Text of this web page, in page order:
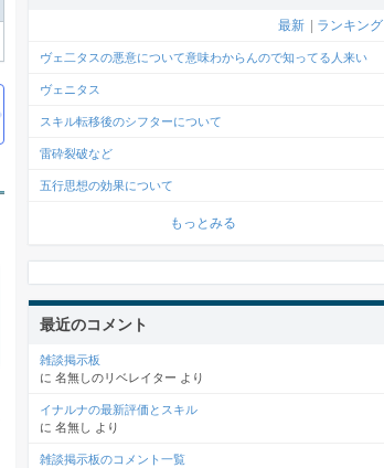
最新 ランキング
ヴェ二タスの悪意について意味わからんので知ってる人来い
ヴェニタス
スキル転移後のシフターについて
雷砕裂破など
五行思想の効果について
もっとみる
最近のコメント
雑談掲示板
に 名無しのリベレイター より
イナルナの最新評価とスキル
に 名無し より
雑談掲示板のコメント一覧